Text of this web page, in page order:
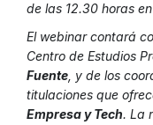
de las 12.30 horas
El webinar contará
Centro de Estudios
Fuente , y de los
titulaciones que
Empresa y Tech. La